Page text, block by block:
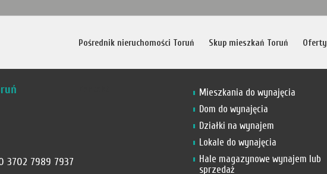
Pośrednik nieruchomości Toruń Skup mieszkań Toruń Oferty
3702 7989 7937
Mieszkania do wynajęcia
Dom do wynajęcia
Działki na wynajem
Lokale do wynajęcia
Hale magazynowe wynajem lub
sprzedaż